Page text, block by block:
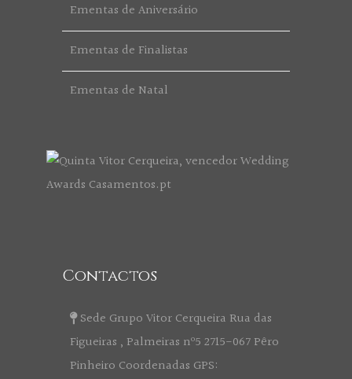
Ementas de Aniversário
Ementas de Finalistas
Ementas de Natal
Contactos
Sede Grupo Vitor Cerqueira Rua das
Figueiras , Palmeiras nº5 2715-067 Pêro
Pinheiro Coordenadas GPS: